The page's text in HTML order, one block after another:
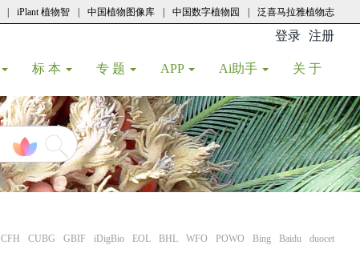
iPlant 植物智 中国植物图像库 中国数字植物园 泛喜马拉雅植物志
登录 注册
标 本 专 题 APP Ai助手 关 于
CFH CUBG GBIF iDigBio EOL BHL WFO POWO Bing Baidu duocet